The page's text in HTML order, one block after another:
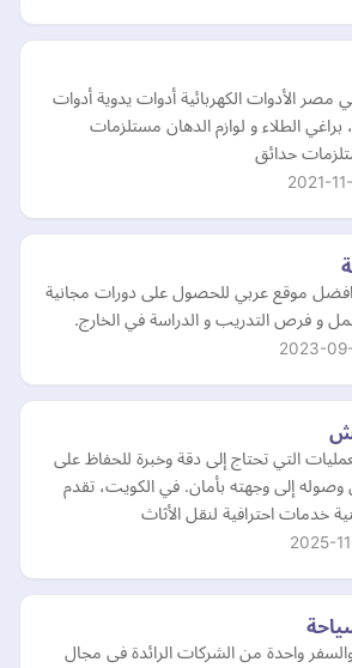
الأدوات الكهربائية أدوات يدوية أدوات
الطلاء و لوازم الدهان مستلزمات
حدائق
2021-
موقع عربي للحصول على دورات مجانية
و فرص التدريب و الدراسة في الخارج.
2023-
التي تحتاج إلى دقة وخبرة للحفاظ على
إلى وجهته بأمان. في الكويت، تقدم
خدمات احترافية لنقل الأثاث
2025-
واحدة من الشركات الرائدة فى مجال